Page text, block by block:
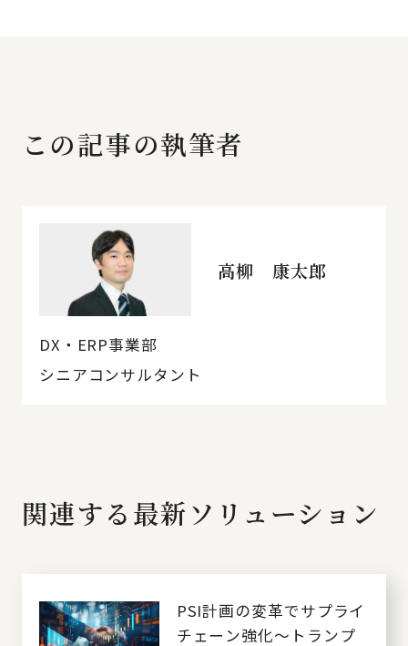
この記事の執筆者
高柳 康太郎
DX・ERP事業部
シニアコンサルタント
関連する最新ソリューション
PSI計画の変革でサプライ
チェーン強化～トランプ